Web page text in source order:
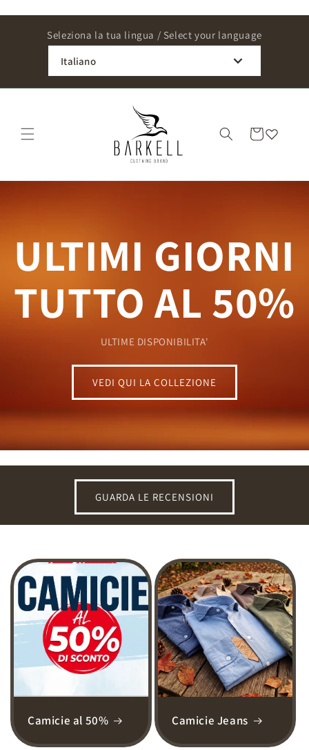
direttamente
ai contenutiSeleziona la tua lingua / Select your language
Italiano
Carrello
ULTIMI GIORNI
TUTTO AL 50%
ULTIME DISPONIBILITA'
VEDI QUI LA COLLEZIONE
GUARDA LE RECENSIONI
Camicie al 50% Camicie Jeans